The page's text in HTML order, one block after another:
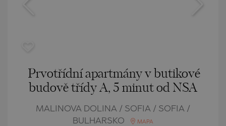
Prvotřídní apartmány v butikové
budově třídy A, 5 minut od NSA
MALINOVA DOLINA / SOFIA / SOFIA /
BULHARSKO
MAPA